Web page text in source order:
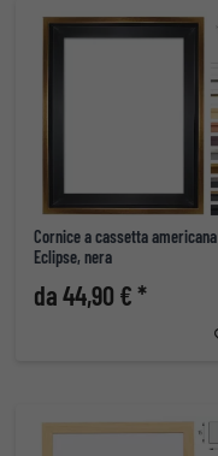
Cornice a cassetta americana
Eclipse, nera
da 44,90 € *